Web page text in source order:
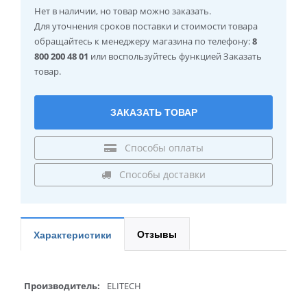
Нет в наличии, но товар можно заказать.
Для уточнения сроков поставки и стоимости товара
обращайтесь к менеджеру магазина по телефону:8
800 200 48 01 или воспользуйтесь функцией Заказать
товар.
ЗАКАЗАТЬ ТОВАР
Способы оплаты
Способы доставки
Характеристики Отзывы
Производитель: ELITECH